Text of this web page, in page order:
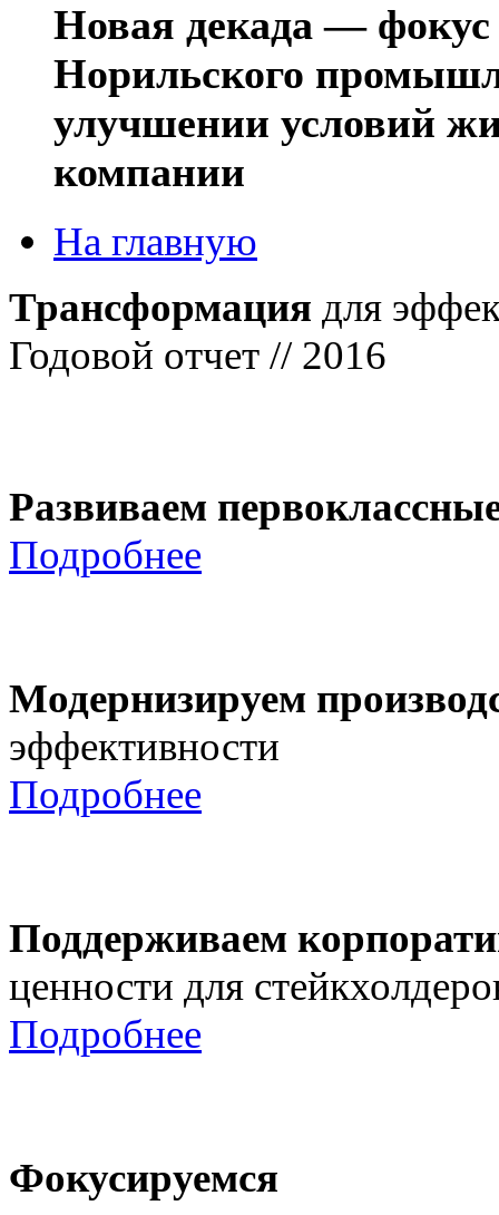
Новая декада — фокус
Норильского
улучшении условий
компании
На главную
Трансформация для
Годовой отчет // 2016
Развиваем
Подробнее
Модернизируем
эффективности
Подробнее
Поддерживаем
ценности для
Подробнее
Фокусируемся